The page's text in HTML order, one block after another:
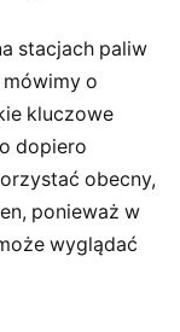
stacjach paliw
o
kluczowe
dopiero
obecny,
ponieważ w
wyglądać